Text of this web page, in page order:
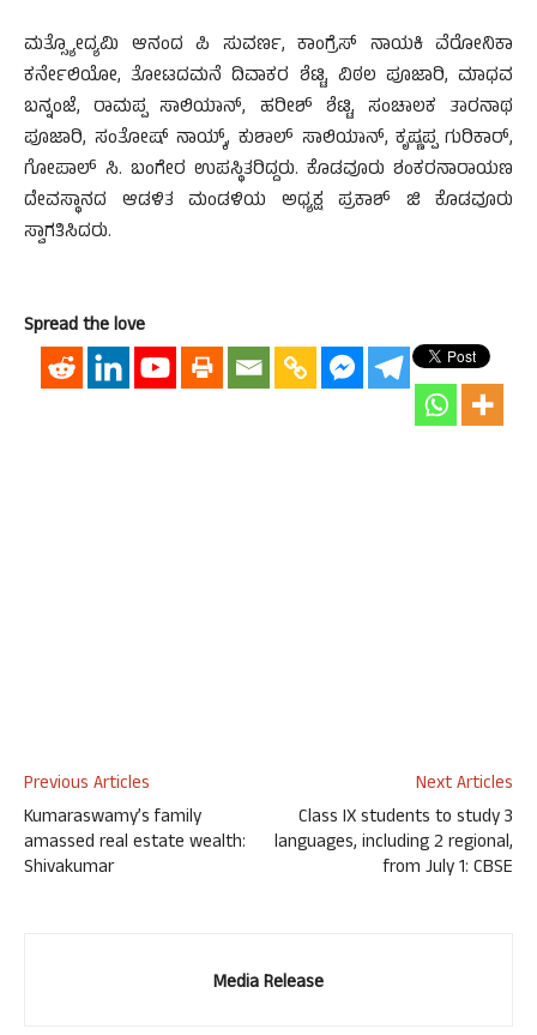
ಮತ್ಸ್ಯೋದ್ಯಮಿ ಆನಂದ ಪಿ ಸುವರ್ಣ, ಕಾಂಗ್ರೆಸ್ ನಾಯಕಿ ವೆರೋನಿಕಾ
ಕರ್ನೇಲಿಯೋ, ತೋಟದಮನೆ ದಿವಾಕರ ಶೆಟ್ಟಿ, ವಿಠಲ ಪೂಜಾರಿ, ಮಾಧವ
ಬನ್ನಂಜೆ, ರಾಮಪ್ಪ ಸಾಲಿಯಾನ್, ಹರೀಶ್ ಶೆಟ್ಟಿ, ಸಂಚಾಲಕ ತಾರನಾಥ
ಪೂಜಾರಿ, ಸಂತೋಷ್ ನಾಯ್ಕ್, ಕುಶಾಲ್ ಸಾಲಿಯಾನ್, ಕೃಷ್ಣಪ್ಪ ಗುರಿಕಾರ್,
ಗೋಪಾಲ್ ಸಿ. ಬಂಗೇರ ಉಪಸ್ಥಿತರಿದ್ದರು. ಕೊಡವೂರು ಶಂಕರನಾರಾಯಣ
ದೇವಸ್ಥಾನದ ಆಡಳಿತ ಮಂಡಳಿಯ ಅಧ್ಯಕ್ಷ ಪ್ರಕಾಶ್ ಜಿ ಕೊಡವೂರು
ಸ್ವಾಗತಿಸಿದರು.
Spread the love
Previous Articles
Kumaraswamy’s family
amassed real estate wealth:
Shivakumar
Next Articles
Class IX students to study 3
languages, including 2 regional,
from July 1: CBSE
Media Release